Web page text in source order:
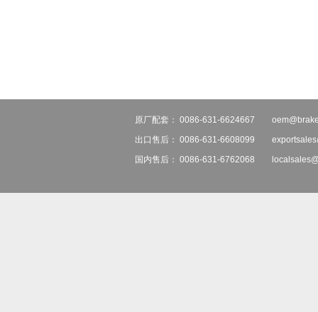
原厂配套： 0086-631-6624667
出口售后： 0086-631-6608099
国内售后： 0086-631-6762068